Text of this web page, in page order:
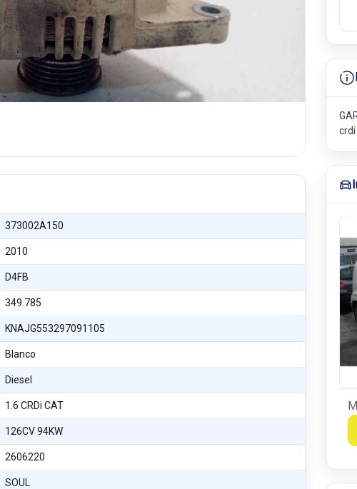
373002A150
2010
D4FB
349.785
KNAJG553297091105
Blanco
Diesel
1.6 CRDi CAT
126CV 94KW
2606220
SOUL